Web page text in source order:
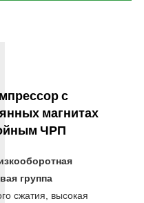
с
магнитах
ЧРП
группа
сжатия, высокая